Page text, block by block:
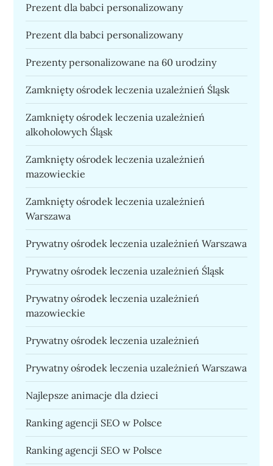
Prezent dla babci personalizowany
Prezent dla babci personalizowany
Prezenty personalizowane na 60 urodziny
Zamknięty ośrodek leczenia uzależnień Śląsk
Zamknięty ośrodek leczenia uzależnień
alkoholowych Śląsk
Zamknięty ośrodek leczenia uzależnień
mazowieckie
Zamknięty ośrodek leczenia uzależnień
Warszawa
Prywatny ośrodek leczenia uzależnień Warszawa
Prywatny ośrodek leczenia uzależnień Śląsk
Prywatny ośrodek leczenia uzależnień
mazowieckie
Prywatny ośrodek leczenia uzależnień
Prywatny ośrodek leczenia uzależnień Warszawa
Najlepsze animacje dla dzieci
Ranking agencji SEO w Polsce
Ranking agencji SEO w Polsce